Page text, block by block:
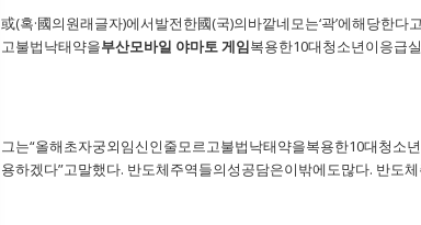
或(혹·國의원래글자)에서발전한國(국)의바깥네모는‘곽’에해당한
고불법낙태약을부산모바일 야마토 게임복용한10대청소년이응급
그는“올해초자궁외임신인줄모르고불법낙태약을복용한10대청
용하겠다”고말했다. 반도체주역들의성공담은이밖에도많다. 반도